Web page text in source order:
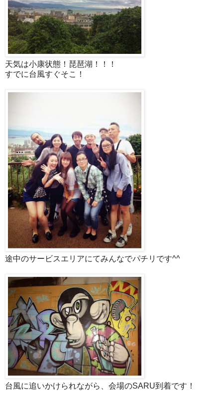
天気は小康状態！琵琶湖！！！
すでに台風すぐそこ！
途中のサービスエリアにてみんなでパチリです^^
台風に追いかけられながら、会場のSARU到着です！